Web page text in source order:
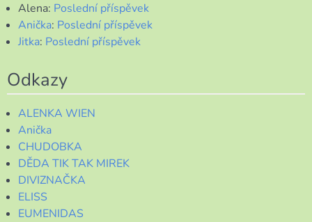
Alena: Poslední příspěvek
Anička: Poslední příspěvek
Jitka: Poslední příspěvek
Odkazy
ALENKA WIEN
Anička
CHUDOBKA
DĚDA TIK TAK MIREK
DIVIZNAČKA
ELISS
EUMENIDAS